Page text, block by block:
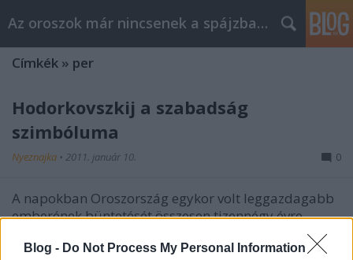
Blog - Do Not Process My Personal Information
Az oroszok már nincsenek a spájzban...
Címkék » per
Hodorkovszkij a szabadság
szimbóluma
Nyeznajka • 2011. január 10. 0
A napokban Oroszország egykor volt leggazdagabb
emberének büntetését összesen tizennégy évre
növelték. Bár Hodorkovszkij ártatlanságában csak a
legelvetemültebbek hisznek (és talán még ő maga),